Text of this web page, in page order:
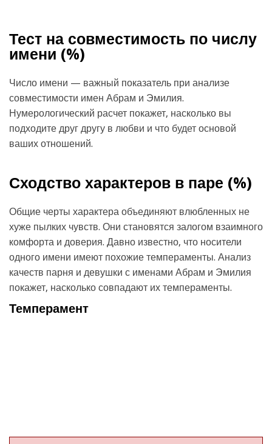
Тест на совместимость по числу
имени (%)
Число имени — важный показатель при анализе
совместимости имен Абрам и Эмилия.
Нумерологический расчет покажет, насколько вы
подходите друг другу в любви и что будет основой
ваших отношений.
Сходство характеров в паре (%)
Общие черты характера объединяют влюбленных не
хуже пылких чувств. Они становятся залогом взаимного
комфорта и доверия. Давно известно, что носители
одного имени имеют похожие темпераменты. Анализ
качеств парня и девушки с именами Абрам и Эмилия
покажет, насколько совпадают их темпераменты.
Темперамент